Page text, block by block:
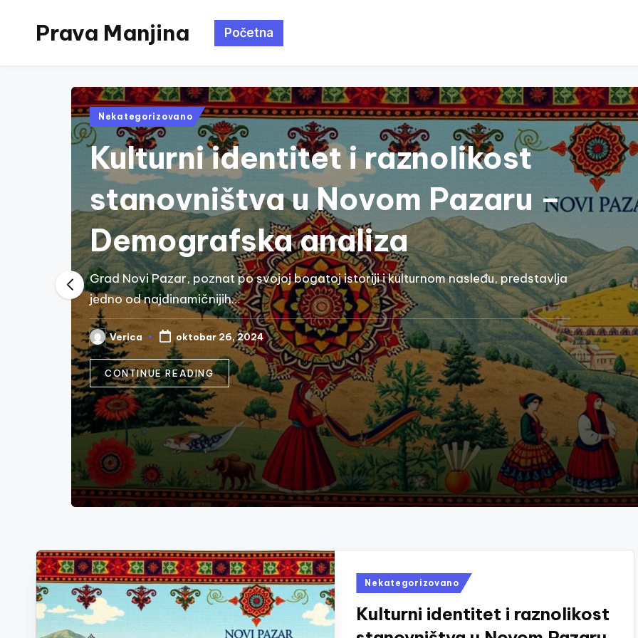
Prava Manjina Početna
Posted
in
Nekategorizovano
Kulturni identitet i raznolikost
stanovništva u Novom Pazaru –
Demografska analiza
Grad Novi Pazar, poznat po svojoj bogatoj istoriji i kulturnom nasleđu, predstavlja
jedno od najdinamičnijih…
Posted
by
Verica oktobar 26, 2024
CONTINUE READING
Posted
Nekategorizovano
Kulturni identitet i raznolikost